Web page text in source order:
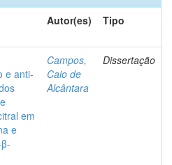
Autor(es) Tipo
e anti-
em
e
Campos,
Caio de
Alcântara
Dissertação